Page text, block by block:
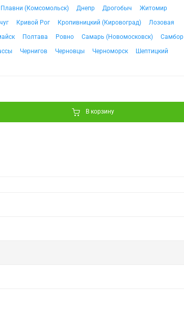
(Комсомольск) Днепр Дрогобыч
Житомир
Кривой Рог Кропивницкий (Кировоград)
Лозовая
Полтава Ровно Самарь (Новомосковск)
Самбор
Чернигов Черновцы Черноморск Шептицкий
В корзину